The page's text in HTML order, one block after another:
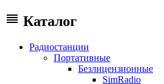
Каталог
Радиостанции
Портативные
Безлицензионные
SimRadio